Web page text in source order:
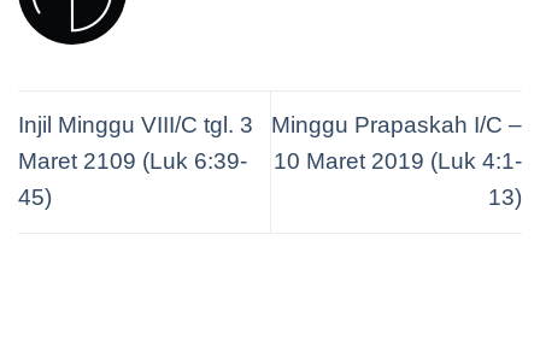
Injil Minggu VIII/C tgl. 3
Maret 2109 (Luk 6:39-
45)
Minggu Prapaskah I/C –
10 Maret 2019 (Luk 4:1-
13)